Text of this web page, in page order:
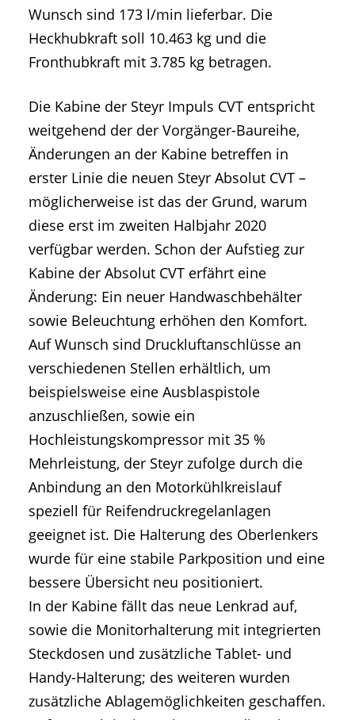
Wunsch sind 173 l/min lieferbar. Die
Heckhubkraft soll 10.463 kg und die
Fronthubkraft mit 3.785 kg betragen.
Die Kabine der Steyr Impuls CVT entspricht
weitgehend der der Vorgänger-Baureihe,
Änderungen an der Kabine betreffen in
erster Linie die neuen Steyr Absolut CVT –
möglicherweise ist das der Grund, warum
diese erst im zweiten Halbjahr 2020
verfügbar werden. Schon der Aufstieg zur
Kabine der Absolut CVT erfährt eine
Änderung: Ein neuer Handwaschbehälter
sowie Beleuchtung erhöhen den Komfort.
Auf Wunsch sind Druckluftanschlüsse an
verschiedenen Stellen erhältlich, um
beispielsweise eine Ausblaspistole
anzuschließen, sowie ein
Hochleistungskompressor mit 35 %
Mehrleistung, der Steyr zufolge durch die
Anbindung an den Motorkühlkreislauf
speziell für Reifendruckregelanlagen
geeignet ist. Die Halterung des Oberlenkers
wurde für eine stabile Parkposition und eine
bessere Übersicht neu positioniert.
In der Kabine fällt das neue Lenkrad auf,
sowie die Monitorhalterung mit integrierten
Steckdosen und zusätzliche Tablet- und
Handy-Halterung; des weiteren wurden
zusätzliche Ablagemöglichkeiten geschaffen.